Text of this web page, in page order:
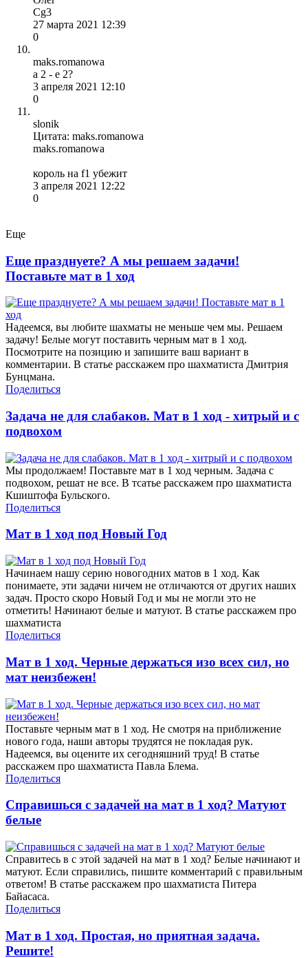
Cg3
27 марта 2021 12:39
0
maks.romanowa
а 2 - е 2?
3 апреля 2021 12:10
0
slonik
Цитата: maks.romanowa
maks.romanowa
король на f1 убежит
3 апреля 2021 12:22
0
Еще
Еще празднуете? А мы решаем задачи!
Поставьте мат в 1 ход
Надеемся, вы любите шахматы не меньше чем мы. Решаем
задачу! Белые могут поставить черным мат в 1 ход.
Посмотрите на позицию и запишите ваш вариант в
комментарии. В статье расскажем про шахматиста Дмитрия
Бунцмана.
Поделиться
Задача не для слабаков. Мат в 1 ход - хитрый и с
подвохом
Мы продолжаем! Поставьте мат в 1 ход черным. Задача с
подвохом, решат не все. В тсатье расскажем про шахматиста
Кшиштофа Бульского.
Поделиться
Мат в 1 ход под Новый Год
Начинаем нашу серию новогодних матов в 1 ход. Как
понимаете, эти задачи ничем не отличаются от других наших
задач. Просто скоро Новый Год и мы не могли это не
отметить! Начинают белые и матуют. В статье расскажем про
шахматиста
Поделиться
Мат в 1 ход. Черные держаться изо всех сил, но
мат неизбежен!
Поставьте черным мат в 1 ход. Не смотря на приближение
нового года, наши авторы трудятся не покладая рук.
Надеемся, вы оцените их сегодняшний труд! В статье
расскажем про шахматиста Павла Блема.
Поделиться
Справишься с задачей на мат в 1 ход? Матуют
белые
Справитесь в с этой задачей на мат в 1 ход? Белые начинают и
матуют. Если справились, пишите комментарий с правильным
ответом! В статье расскажем про шахматиста Питера
Байасаса.
Поделиться
Мат в 1 ход. Простая, но приятная задача.
Решите!